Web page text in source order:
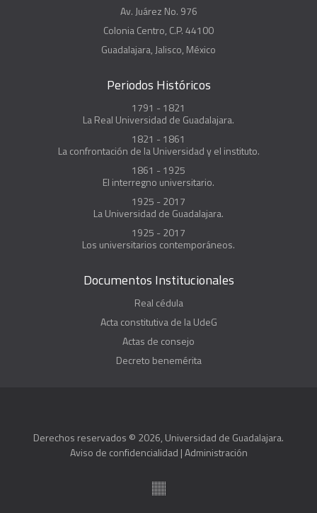
Av. Juárez No. 976
Colonia Centro, C.P. 44100
Guadalajara, Jalisco, México
Periodos Históricos
1791 - 1821
La Real Universidad de Guadalajara.
1821 - 1861
La confrontación de la Universidad y el instituto.
1861 - 1925
El interregno universitario.
1925 - 2017
La Universidad de Guadalajara.
1925 - 2017
Los universitarios contemporáneos.
Documentos Institucionales
Real cédula
Acta constitutiva de la UdeG
Actas de consejo
Decreto benemérita
Derechos reservados © 2026, Universidad de Guadalajara.
Aviso de confidencialidad |Administración